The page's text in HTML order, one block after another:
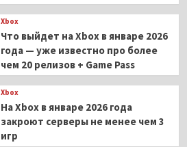
Xbox
Что выйдет на Xbox в январе 2026
года — уже известно про более
чем 20 релизов + Game Pass
Xbox
На Xbox в январе 2026 года
закроют серверы не менее чем 3
игр